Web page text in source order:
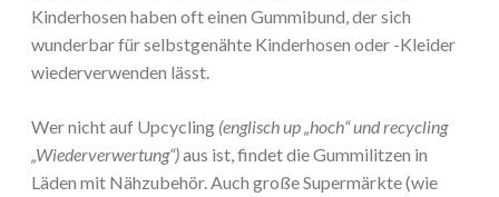
Kinderhosen haben oft einen Gummibund, der sich
wunderbar für selbstgenähte Kinderhosen oder -Kleider
wiederverwenden lässt.
Wer nicht auf Upcycling (englisch up „hoch“ und recycling
„Wiederverwertung“)aus ist, findet die Gummilitzen in
Läden mit Nähzubehör. Auch große Supermärkte (wie